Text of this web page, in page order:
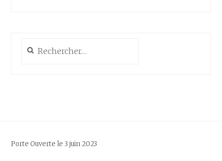
Porte Ouverte le 3 juin 2023